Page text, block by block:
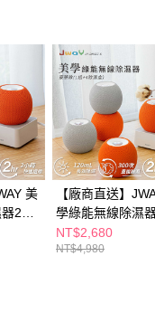
美
2小
除濕
【廠商直送】
學綠能無線除濕
時極速還原 1組
盒
NT$2,680
NT$4,980